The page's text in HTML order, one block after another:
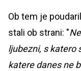
Ob tem je
stali ob strani: "
ljubezni, s katero
katere danes ne